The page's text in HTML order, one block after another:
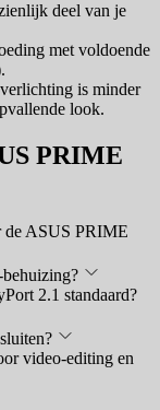
deel van je
met voldoende
is minder
look.
PRIME
de ASUS PRIME
2.1 standaard?
video-editing en